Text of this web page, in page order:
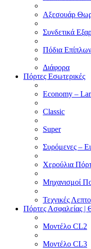
Αξεσουάρ
Συνδετικά
Πόδια
Διάφορα
Πόρτες Εσωτερικές
Economy –
Classic
Super
Συρόμενες –
Χερούλια
Μηχανισμοί
Τεχνικές
Πόρτες Ασφαλείας |
Μοντέλο CL2
Μοντέλο CL3